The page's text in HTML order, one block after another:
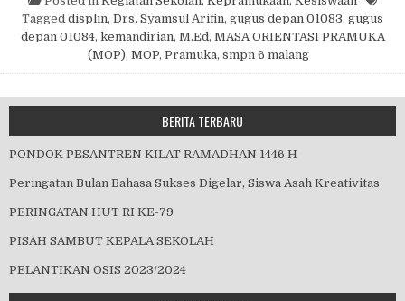
Tagged displin, Drs. Syamsul Arifin, gugus depan 01083, gugus
depan 01084, kemandirian, M.Ed , MASA ORIENTASI PRAMUKA
(MOP), MOP, Pramuka, smpn 6 malang
BERITA TERBARU
PONDOK PESANTREN KILAT RAMADHAN 1446 H
Peringatan Bulan Bahasa Sukses Digelar, Siswa Asah Kreativitas
PERINGATAN HUT RI KE-79
PISAH SAMBUT KEPALA SEKOLAH
PELANTIKAN OSIS 2023/2024